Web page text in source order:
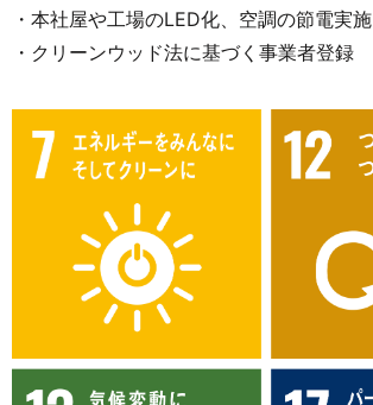
・本社屋や工場のLED化、空調の節電実施
・クリーンウッド法に基づく事業者登録